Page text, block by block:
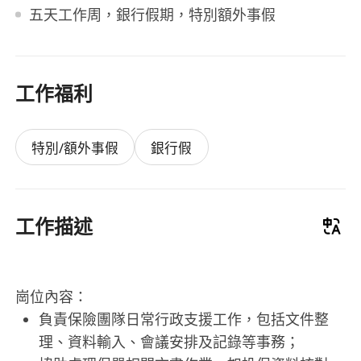
五天工作周，銀行假期，特別額外事假
工作福利
特別/額外事假 銀行假
工作描述
崗位內容：
負責保險團隊日常行政支援工作，包括文件整
理、資料輸入、會議安排及記錄等事務；